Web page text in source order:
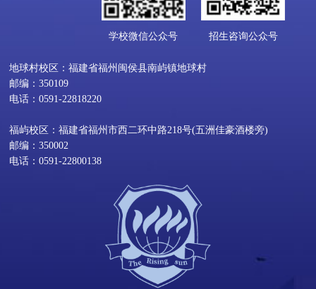
学校微信公众号 招生咨询公众号
地球村校区：福建省福州闽侯县南屿镇地球村
邮编：350109
电话：0591-22818220
福屿校区：福建省福州市西二环中路218号(五洲佳豪酒楼旁)
邮编：350002
电话：0591-22800138